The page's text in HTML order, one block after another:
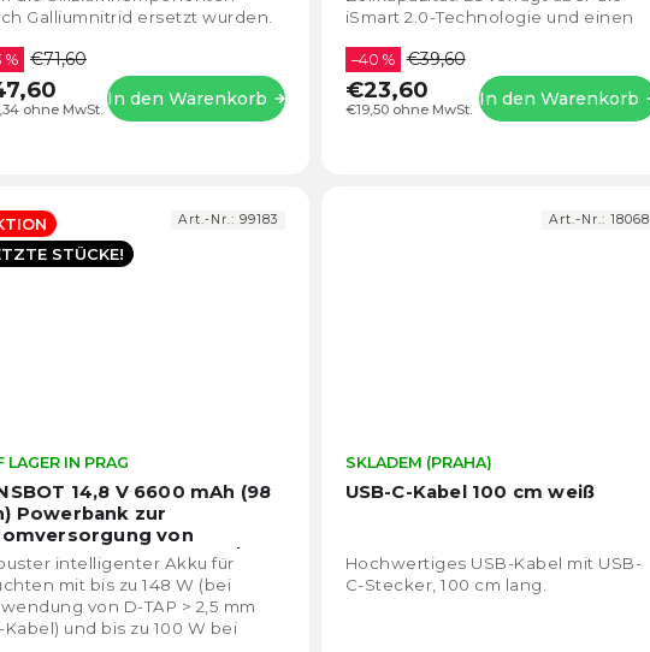
Sternen.
ohne MwSt.
% €71,60
In den Warenkorb
Galliumnitrid ersetzt wurden.
€19,50 ohne MwSt.
–40 % €39,60
€23,60 In den Warenkorb
iSmart 2.0-Technologie und einen
Stromversorgung des Geräts.
STÜCKE!
14,8 V 6600 mAh (98
Powerbank zur
von
der Serien GL60 /
/ GL60RGB und anderen
durchschnittliche
LAGER IN PRAG
intelligenter Akku für
mit bis zu 148 W (bei
von D-TAP > 2,5 mm
Kabel) und bis zu 100 W bei
Art.-Nr.: 99183
USB-C-Kabel 100 cm weiß
SKLADEM (PRAHA)
Hochwertiges USB-Kabel mit USB-
C-Stecker, 100 cm lang.
Art.-Nr.:18068